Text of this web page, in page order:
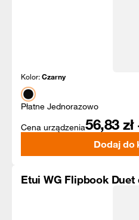
Kolor:Czarny
Płatne Jednorazowo
Cena urządzenia56,83
Dodaj do
Etui WG Flipbook Duet